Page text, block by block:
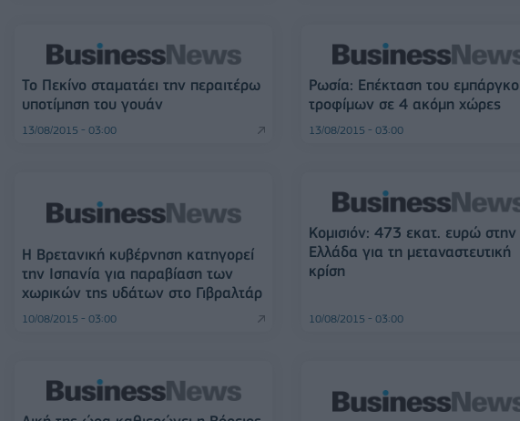
Το Πεκίνο σταματάει την περαιτέρω
υποτίμηση του γουάν
13/08/2015 - 03:00
Ρωσία: Επέκταση του εμπάργκο
τροφίμων σε 4 ακόμη χώρες
13/08/2015 - 03:00
Η Βρετανική κυβέρνηση κατηγορεί
την Ισπανία για παραβίαση των
χωρικών της υδάτων στο Γιβραλτάρ
10/08/2015 - 03:00
Κομισιόν: 473 εκατ. ευρώ στην
Ελλάδα για τη μεταναστευτική
κρίση
10/08/2015 - 03:00